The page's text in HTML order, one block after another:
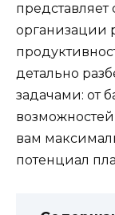
организации
детально
задачами: от
вам
потенциал